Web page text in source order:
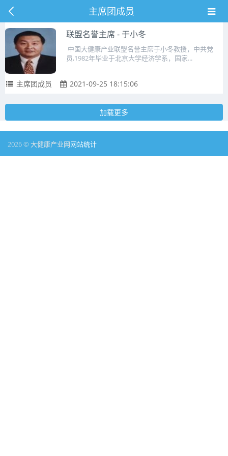
主席团成员
联盟名誉主席 - 于小冬
中国大健康产业联盟名誉主席于小冬教授，中共党
员,1982年毕业于北京大学经济学系，国家...
主席团成员 2021-09-25 18:15:06
加载更多
2026 © 大健康产业网网站统计